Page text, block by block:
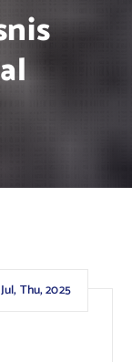
Jul, Thu, 2025